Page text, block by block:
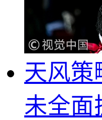
天风策
未全面